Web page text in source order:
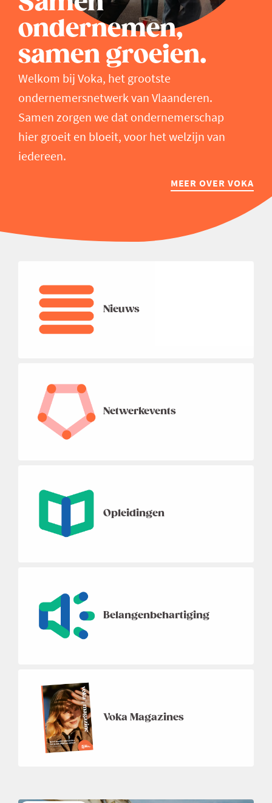
ondernemen,
samen groeien.
Welkom bij Voka, het grootste
ondernemersnetwerk van Vlaanderen.
Samen zorgen we dat ondernemerschap
hier groeit en bloeit, voor het welzijn van
iedereen.
MEER OVER VOKA
Nieuws
Netwerkevents
Opleidingen
Belangenbehartiging
Voka Magazines